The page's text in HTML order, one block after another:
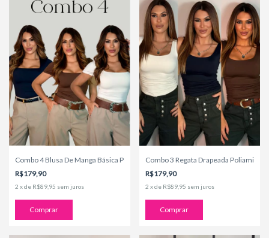
Combo 4 Blusa De Manga Básica Poliamida
R$179,90
2 xde R$89,95 sem juros
Comprar
Combo 3 Regata Drapeada Poliamida
R$179,90
2 xde R$89,95 sem juros
Comprar